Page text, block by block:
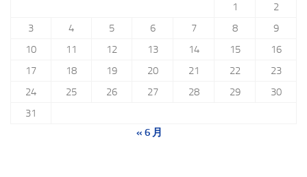
1
2
3
4 5 6 7 8
9
10
11 12 13 14 15
16
17
18 19 20 21 22
23
24
25 26 27 28 29
30
31
« 6 月